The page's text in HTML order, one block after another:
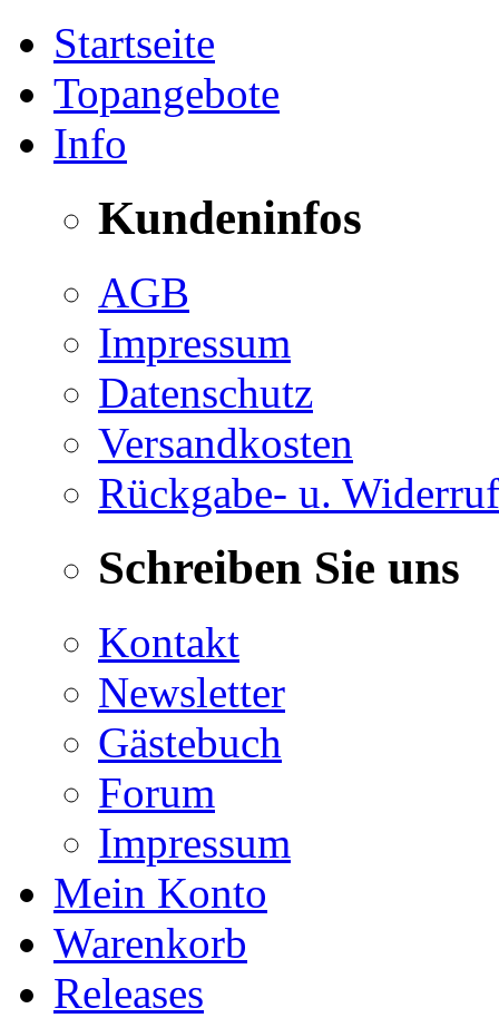
Startseite
Topangebote
Info
Kundeninfos
AGB
Impressum
Datenschutz
Versandkosten
Rückgabe- u.
Schreiben Sie uns
Kontakt
Newsletter
Gästebuch
Forum
Impressum
Mein Konto
Warenkorb
Releases